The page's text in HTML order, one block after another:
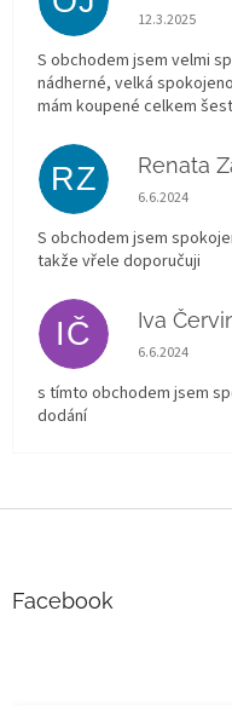
Hodnocení
12.3.2025
S obchodem jsem velmi
nádherné, velká
mám koupené celkem
RZ Renata
Hodnocení
6.6.2024
S obchodem jsem
takže vřele doporučuji
IČ Iva
Hodnocení
6.6.2024
s tímto obchodem jsem
dodání
Facebook